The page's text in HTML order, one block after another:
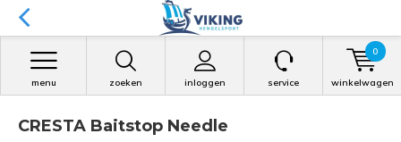
zoeken inloggen
menu service winkelwagen
0
CRESTA Baitstop Needle